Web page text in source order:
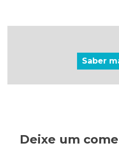
Saber
Deixe um